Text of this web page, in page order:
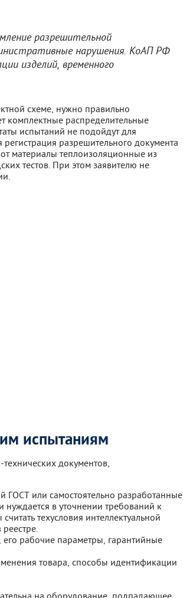
разрешительной
нарушения. КоАП РФ
изделий, временного
схеме, нужно правильно
комплектные распределительные
испытаний не подойдут для
разрешительного документа
материалы теплоизоляционные из
тестов. При этом заявителю не
испытаниям
документов,
ГОСТ или самостоятельно разработанные
нуждается в уточнении требований к
техусловия интеллектуальной
его рабочие параметры, гарантийные
товара, способы идентификации
на оборудование, подпадающее